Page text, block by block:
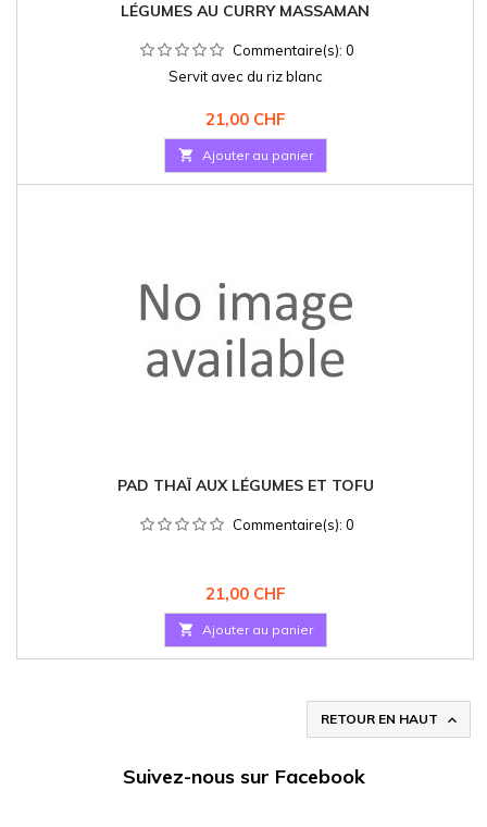
LÉGUMES AU CURRY MASSAMAN
Commentaire(s): 0
Servit avec du riz blanc
Prix
21,00 CHF
 Ajouter au panier
PAD THAÏ AUX LÉGUMES ET TOFU
Commentaire(s): 0
Prix
21,00 CHF
 Ajouter au panier
RETOUR EN HAUT 
Suivez-nous sur Facebook